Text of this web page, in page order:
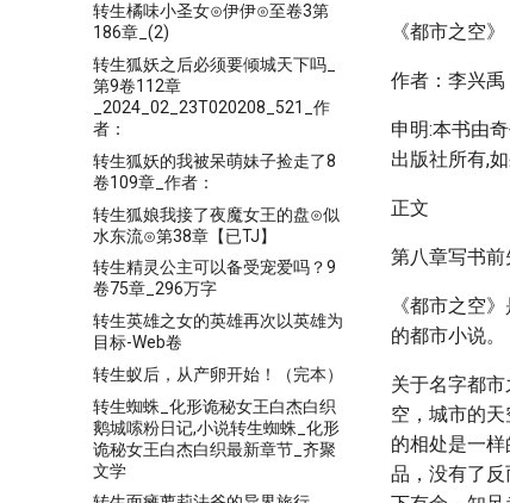
转生橘味小圣女⊙伊伊⊙至卷3第
186章_(2)
转生狐妖之后必须要倾城天下吗_
第9卷112章
_2024_02_23T020208_521_作
者：
转生狐妖的我被呆萌妹子捡走了8
卷109章_作者：
转生狐娘我接了夜魔女王的盘⊙似
水东流⊙第38章【已TJ】
转生精灵公主可以备受宠爱吗？9
卷75章_296万字
转生英雄之女的英雄再次以英雄为
目标-Web卷
转生蚁后，从产卵开始！（完本）
转生蜘蛛_化形诡秘女王白杰白织
鹅城嗦粉日记,小说转生蜘蛛_化形
诡秘女王白杰白织最新章节_齐聚
文学
《都市之空》
作者：李兴禹
申明:本书由
出版社所有,
正文
第八章写书前
《都市之空
的都市小说。
关于名字都
空，城市的
的相处是一
品，没有了